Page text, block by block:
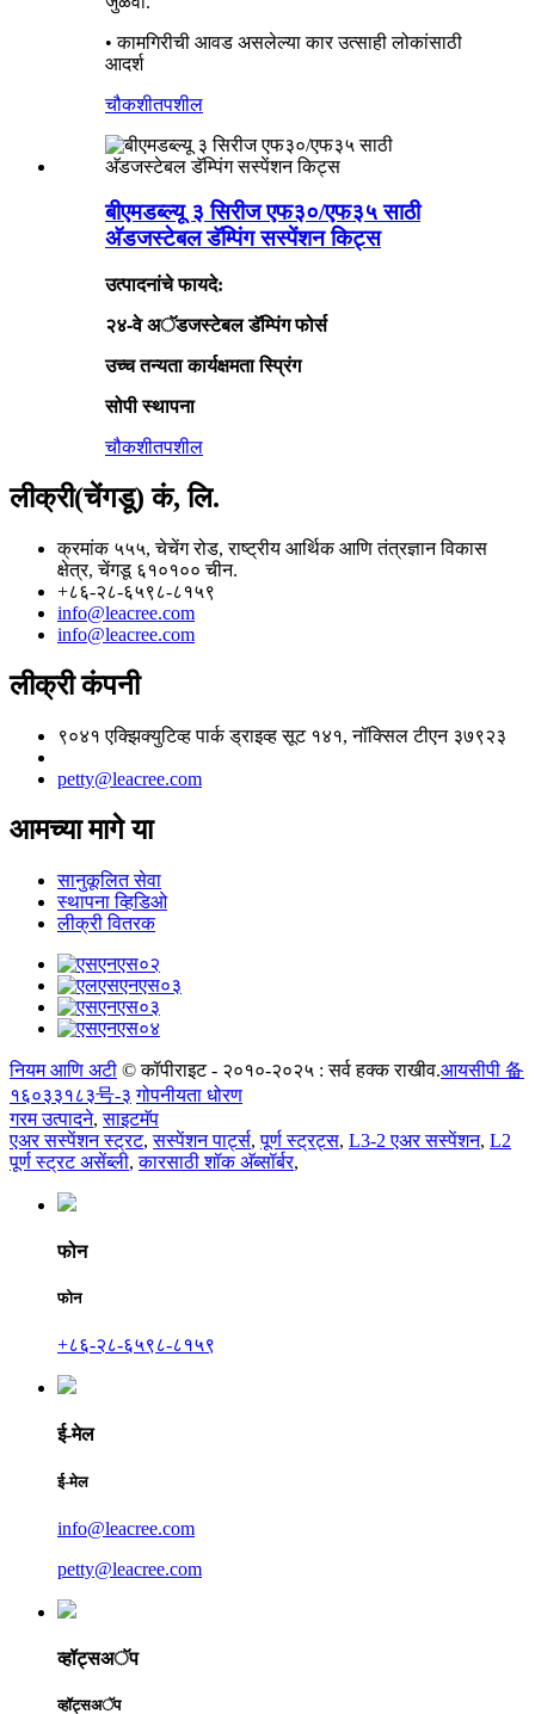
• कामगिरीची आवड असलेल्या कार उत्साही लोकांसाठी
आदर्श
चौकशीतपशील
बीएमडब्ल्यू ३ सिरीज एफ३०/एफ३५ साठी
अ‍ॅडजस्टेबल डॅम्पिंग सस्पेंशन किट्स
उत्पादनांचे फायदे:
२४-वे अॅडजस्टेबल डॅम्पिंग फोर्स
उच्च तन्यता कार्यक्षमता स्प्रिंग
सोपी स्थापना
चौकशीतपशील
लीक्री(चेंगडू) कं, लि.
क्रमांक ५५५, चेचेंग रोड, राष्ट्रीय आर्थिक आणि तंत्रज्ञान विकास
क्षेत्र, चेंगडू ६१०१०० चीन.
+८६-२८-६५९८-८१५९
info@leacree.com
info@leacree.com
लीक्री कंपनी
९०४१ एक्झिक्युटिव्ह पार्क ड्राइव्ह सूट १४१, नॉक्सिल टीएन ३७९२३
petty@leacree.com
आमच्या मागे या
सानुकूलित सेवा
स्थापना व्हिडिओ
लीक्री वितरक
नियम आणि अटी © कॉपीराइट - २०१०-२०२५ : सर्व हक्क राखीव.आयसीपी 备
१६०३३१८३号-३ गोपनीयता धोरण
गरम उत्पादने,साइटमॅप
एअर सस्पेंशन स्ट्रट,सस्पेंशन पार्ट्स,पूर्ण स्ट्रट्स, L3-2 एअर सस्पेंशन, L2
पूर्ण स्ट्रट असेंब्ली,कारसाठी शॉक अ‍ॅब्सॉर्बर,
फोन
फोन
+८६-२८-६५९८-८१५९
ई-मेल
ई-मेल
info@leacree.com
petty@leacree.com
व्हॉट्सअॅप
व्हॉट्सअॅप